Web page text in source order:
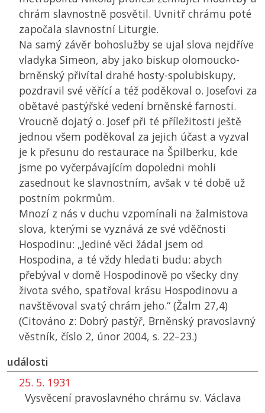
chrám slavnostně posvětil. Uvnitř chrámu poté
započala slavnostní Liturgie.
Na samý závěr bohoslužby se ujal slova nejdříve
vladyka Simeon, aby jako biskup olomoucko-
brněnský přivítal drahé hosty-spolubiskupy,
pozdravil své věřící a též poděkoval o. Josefovi za
obětavé pastýřské vedení brněnské farnosti.
Vroucně dojatý o. Josef při té příležitosti ještě
jednou všem poděkoval za jejich účast a vyzval
je k přesunu do restaurace na Špilberku, kde
jsme po vyčerpávajícím dopoledni mohli
zasednout ke slavnostním, avšak v té době už
postním pokrmům.
Mnozí z nás v duchu vzpomínali na žalmistova
slova, kterými se vyznává ze své vděčnosti
Hospodinu: „Jediné věci žádal jsem od
Hospodina, a té vždy hledati budu: abych
přebýval v domě Hospodinově po všecky dny
života svého, spatřoval krásu Hospodinovu a
navštěvoval svatý chrám jeho.“ (Žalm 27,4)
(Citováno z: Dobrý pastýř, Brněnský pravoslavný
věstník, číslo 2, únor 2004, s. 22–23.)
události
25. 5. 1931
Vysvěcení pravoslavného chrámu sv. Václava